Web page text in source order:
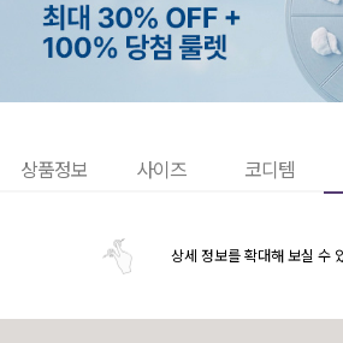
상품정보 사이즈 코디템
상세 정보를 확대해 보실 수